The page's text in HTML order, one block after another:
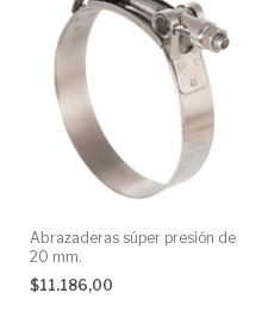
Abrazaderas súper presión de
20 mm.
$11.186,00